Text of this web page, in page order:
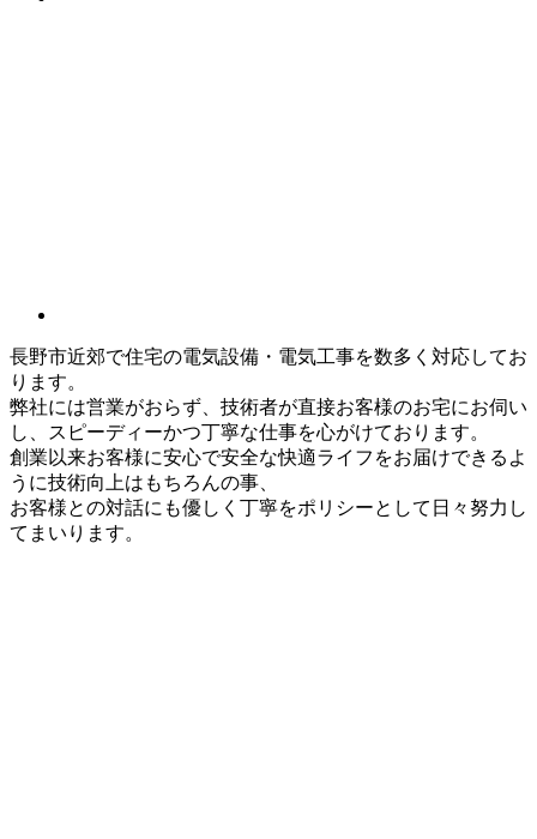
長野市近郊で住宅の電気設備・電気工事を数多く対応してお
ります。
弊社には営業がおらず、技術者が直接お客様のお宅にお伺い
し、スピーディーかつ丁寧な仕事を心がけております。
創業以来お客様に安心で安全な快適ライフをお届けできるよ
うに技術向上はもちろんの事、
お客様との対話にも優しく丁寧をポリシーとして日々努力し
てまいります。